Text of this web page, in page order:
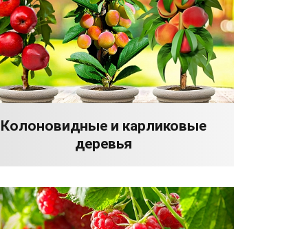
Колоновидные и карликовые
деревья